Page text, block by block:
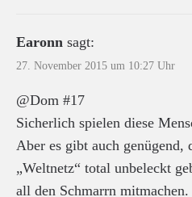
Earonn sagt:
27. November 2015 um 10:27 Uhr
@Dom #17
Sicherlich spielen diese
Aber es gibt auch genügend,
„Weltnetz“ total unbeleckt
all den Schmarrn mitmachen.